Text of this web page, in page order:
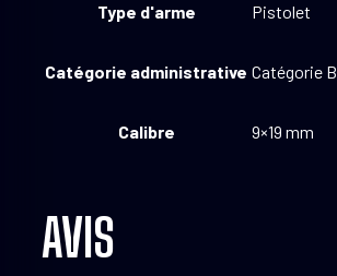
Type d'arme Pistolet
Catégorie administrative Catégorie B
Calibre 9×19 mm
AVIS